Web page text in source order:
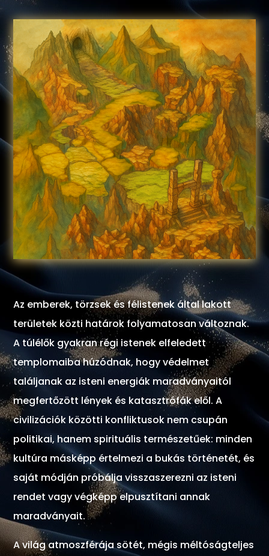
Az emberek, törzsek és félistenek által lakott
területek közti határok folyamatosan változnak.
A túlélők gyakran régi istenek elfeledett
templomaiba húzódnak, hogy védelmet
találjanak az isteni energiák maradványaitól
megfertőzött lények és katasztrófák elől. A
civilizációk közötti konfliktusok nem csupán
politikai, hanem spirituális természetűek: minden
kultúra másképp értelmezi a bukás történetét, és
saját módján próbálja visszaszerezni az isteni
rendet vagy végképp elpusztítani annak
maradványait.
A világ atmoszférája sötét, mégis méltóságteljes